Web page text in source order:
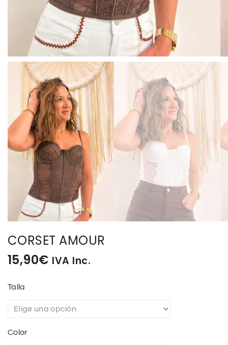
HOGAR
TARJETAS REGALO
CORSET AMOUR
15,90€ IVA Inc.
Talla
Color